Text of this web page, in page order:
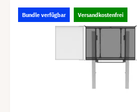
Bundle verfügbar Versandkostenfrei